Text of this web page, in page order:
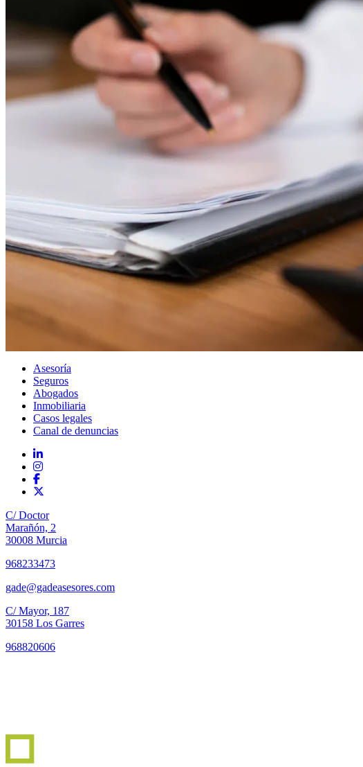
Asesoría
Seguros
Abogados
Inmobiliaria
Casos legales
Canal de denuncias
C/ Doctor
Marañón, 2
30008 Murcia
968233473
gade@gadeasesores.com
C/ Mayor, 187
30158 Los Garres
968820606